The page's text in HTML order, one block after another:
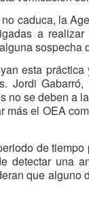
caduca, la
a
sospecha
esta
Jordi
no se deben a
el OEA
de
detectar una
que